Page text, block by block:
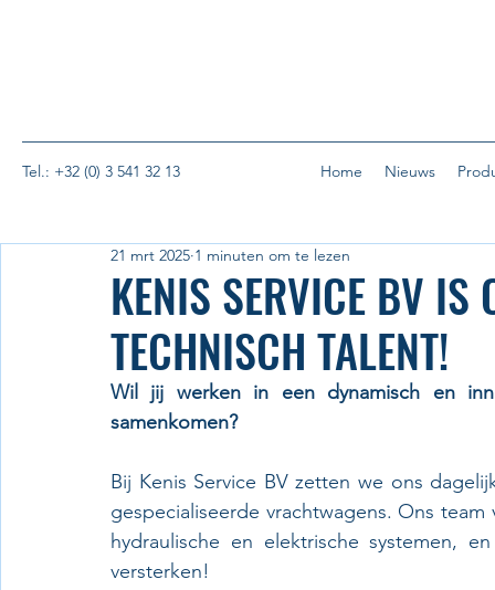
Tel.: +32 (0) 3 541 32 13 Home Nieuws
KENIS SERVICE BV IS
TECHNISCH TALENT!
21 mrt 2025 1 minuten om te lezen
Wil jij werken in een dynamisch en
samenkomen?
Bij Kenis Service BV zetten we ons
gespecialiseerde vrachtwagens. Ons
hydraulische en elektrische systemen,
versterken!